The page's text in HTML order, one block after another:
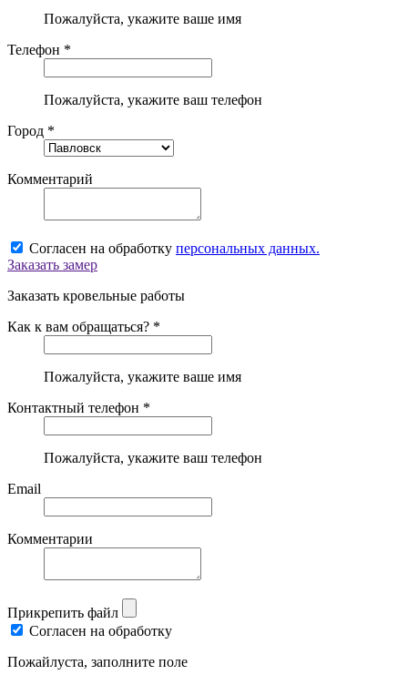
Пожалуйста, укажите ваше имя
Телефон *
Пожалуйста, укажите ваш телефон
Город *
Комментарий
Согласен на обработку персональных данных.
Заказать замер
Заказать кровельные работы
Как к вам обращаться? *
Пожалуйста, укажите ваше имя
Контактный телефон *
Пожалуйста, укажите ваш телефон
Email
Комментарии
Прикрепить файл
Согласен на обработку
Пожайлуста, заполните поле